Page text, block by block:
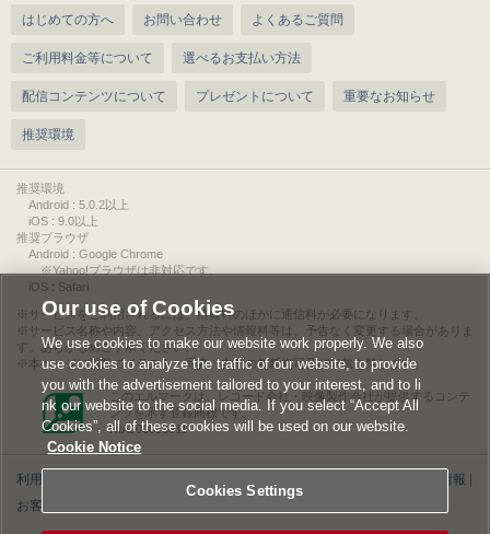
はじめての方へ お問い合わせ よくあるご質問
ご利用料金等について 選べるお支払い方法
配信コンテンツについて プレゼントについて 重要なお知らせ
推奨環境
推奨環境
Android : 5.0.2以上
iOS : 9.0以上
推奨ブラウザ
Android : Google Chrome
※Yahoo!ブラウザは非対応です。
iOS : Safari
サービスをご利用されるには、情報料のほかに通信料が必要になります。
サービス名称や内容、アクセス方法や情報料等は、予告なく変更する場合がありま
す。あらかじめご了承ください。
本ページに掲載のイラスト・写真・文章の無断複写及び転載を禁じます。
このエルマークは、レコード会社・映像製作会社が提供するコンテ
ンツを示す登録商標です。
RIAJ00013011
利用規約 ライセンス情報
お客様情報の外部送信について
Our use of Cookies
We use cookies to make our website work properly. We also
use cookies to analyze the traffic of our website, to provide
you with the advertisement tailored to your interest, and to li
nk our website to the social media. If you select “Accept All
Cookies”, all of these cookies will be used on our website.
Cookie Notice
Cookies Settings